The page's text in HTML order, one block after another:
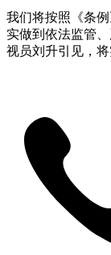
我们将按照《条
实做到依法监管
视员刘升引见，